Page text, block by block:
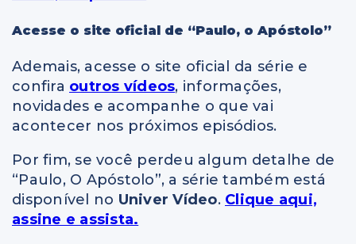
Acesse o site oficial de “Paulo, o Apóstolo”
Ademais, acesse o site oficial da série e
confira outros vídeos, informações,
novidades e acompanhe o que vai
acontecer nos próximos episódios.
Por fim, se você perdeu algum detalhe de
“Paulo, O Apóstolo”, a série também está
disponível no Univer Vídeo. Clique aqui,
assine e assista.